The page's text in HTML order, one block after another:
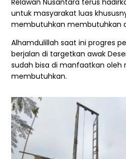
Relawan Nusantara terus
untuk masyarakat luas
membutuhkan membutuhkan
Alhamdulillah saat ini progres
berjalan di targetkan awak
sudah bisa di manfaatkan oleh
membutuhkan.